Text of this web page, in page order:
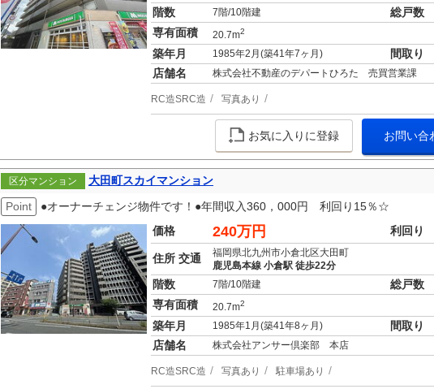
階数 7階/10階建 総戸数
専有面積 20.7m2
築年月 1985年2月(築41年7ヶ月) 間取り
店舗名 株式会社不動産のデパートひろた 売買営業課
RC造SRC造 写真あり
お気に入りに登録 お問い合
区分マンション
大田町スカイマンション
Point
●オーナーチェンジ物件です！●年間収入360，000円 利回り15％☆
価格
240万円 利回り
住所 交通
福岡県北九州市小倉北区大田町
鹿児島本線 小倉駅 徒歩22分
階数 7階/10階建 総戸数
専有面積 20.7m2
築年月 1985年1月(築41年8ヶ月) 間取り
店舗名 株式会社アンサー倶楽部 本店
RC造SRC造 写真あり 駐車場あり